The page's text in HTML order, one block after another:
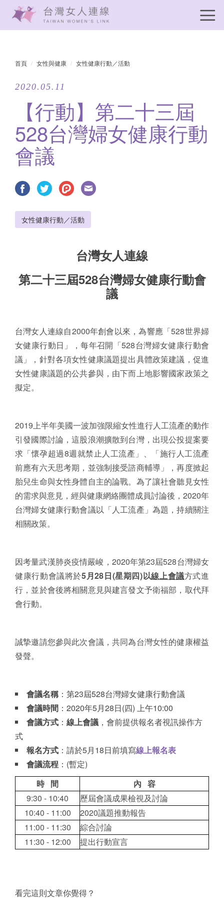
首頁 女性與健康 女性健康行動／活動
2020.05.11
【行動】第二十三屆
528台灣婦女健康行動
會議
女性健康行動／活動
台灣女人連線
第二十三屆528台灣婦女健康行動會
議
台灣女人連線自2000年創會以來，為響應「528世界婦
女健康行動日」，每年召開「528台灣婦女健康行動會
議」，針對各項女性健康議題提出具體政策建議，促進
女性健康議題的公共參與，由下而上地影響國家政策之
擬定。
2019上半年美國一波加強限縮女性進行人工流產的動作
引發國際討論，這股浪潮擴散到台灣，出現公投提案要
求「懷孕超過8週就禁止人工流產」、「施行人工流產
前應有六天思考期，並強制接受諮商輔導」，再度掀起
胎兒生命與女性身體自主的論戰。為了讓社會聽見女性
的需求與意見，經與健康網絡團體成員討論後，2020年
台灣婦女健康行動會議以「人工流產」為題，持續關注
相關政策。
因考量武漢肺炎疫情嚴峻，2020年第23屆528台灣婦女
健康行動會議將於5月28日(星期四)以線上會議方式進
行，並於會後將相關意見與建言發文予衛福部，取代拜
會行動。
誠摯邀請您參與此次會議，共同為台灣女性的健康權益
發聲。
會議名稱 ：第23屆528台灣婦女健康行動會議
會議時間 ：2020年5月28日(四) 上午10:00
會議方式 ： 線上會議 ，會前提供報名者視訊操作方
式
報名方式 ：請於5月18日前填寫線上報名表
會議流程 ：(暫定)
時 間 內 容
9:30 - 10:40
歷屆會議成果檢視及討論
10:40 - 11:00
2020議題推動報告
11:00 - 11:30
綜合討論
11:30 - 12:00
提出行動宣言
看完這則文章你覺得？